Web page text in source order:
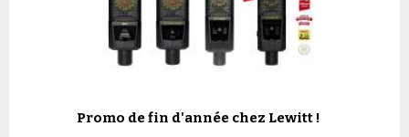
Promo de fin d'année chez Lewitt !